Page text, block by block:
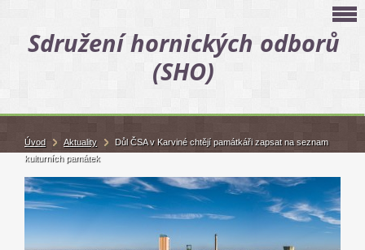
Sdružení hornických odborů
(SHO)
Úvod Aktuality
Důl ČSA v Karviné chtějí památkáři zapsat na seznam
kulturních památek